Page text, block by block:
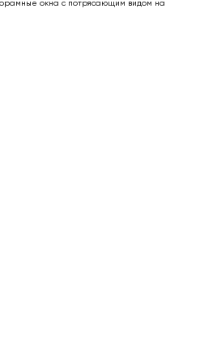
окна с потрясающим видом на